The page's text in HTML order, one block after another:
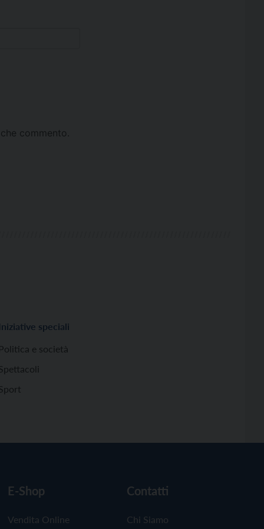
commento.
Iniziative speciali
Politica e società
E-Shop
Vendita Online
Contatti
Chi Siamo